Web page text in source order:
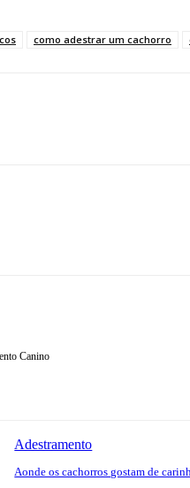
como adestrar um cachorro
Canino
Adestramento
Aonde os cachorros gostam de